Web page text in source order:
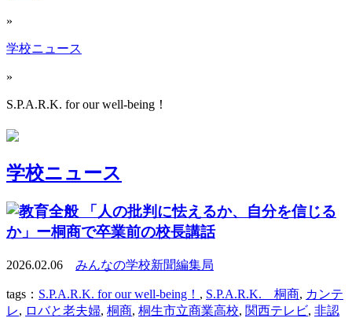
»
学校ニュース
»
S.P.A.R.K. for our well-being！
学校ニュース
「人の批判に怯えるか、自分を信じる
か」ー桐商で卒業前の校長講話
2026.02.06 みんなの学校新聞編集局
tags： S.P.A.R.K. for our well-being！ , S.P.A.R.K. 桐商, カンテ
レ, ロバと老夫婦, 桐商, 桐生市立商業高校, 関西テレビ, 非認